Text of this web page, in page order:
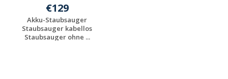
€129
Akku-Staubsauger
Staubsauger kabellos
Staubsauger ohne ...